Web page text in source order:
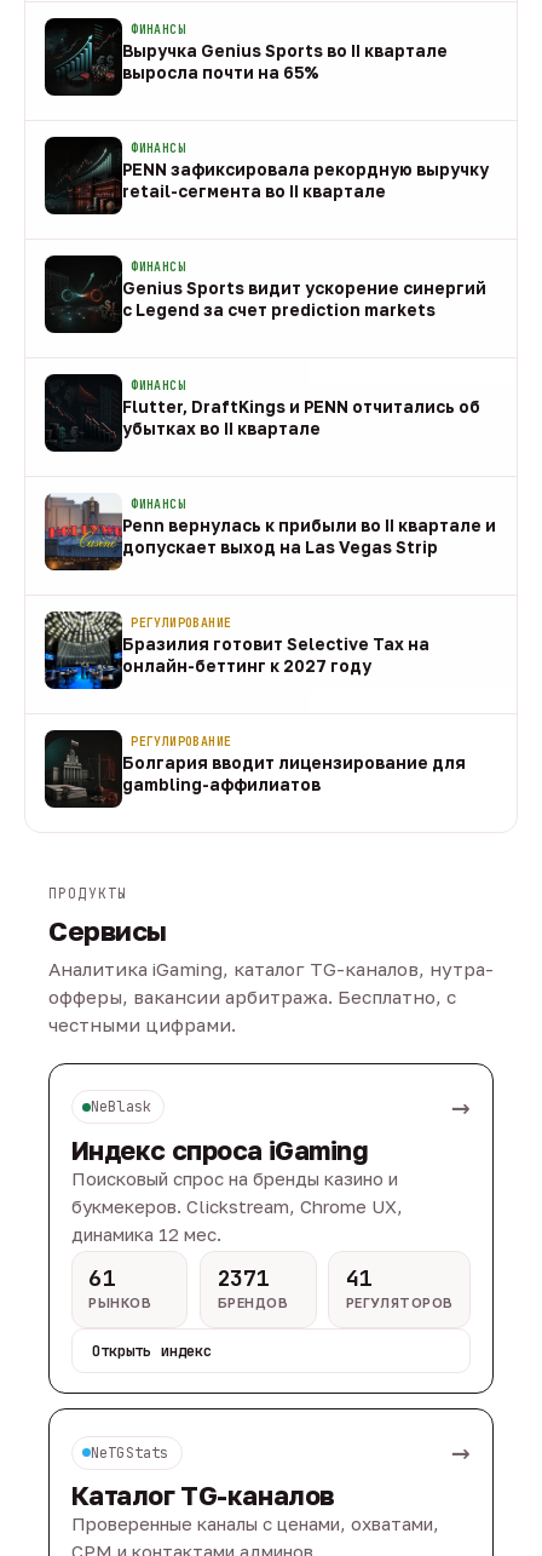
ФИНАНСЫ
Выручка Genius Sports во II квартале
выросла почти на 65%
ФИНАНСЫ
PENN зафиксировала рекордную выручку
retail-сегмента во II квартале
ФИНАНСЫ
Genius Sports видит ускорение синергий
с Legend за счет prediction markets
ФИНАНСЫ
Flutter, DraftKings и PENN отчитались об
убытках во II квартале
ФИНАНСЫ
Penn вернулась к прибыли во II квартале и
допускает выход на Las Vegas Strip
РЕГУЛИРОВАНИЕ
Бразилия готовит Selective Tax на
онлайн-беттинг к 2027 году
РЕГУЛИРОВАНИЕ
Болгария вводит лицензирование для
gambling-аффилиатов
ПРОДУКТЫ
Сервисы
Аналитика iGaming, каталог TG-каналов, нутра-
офферы, вакансии арбитража. Бесплатно, с
честными цифрами.
NeBlask →
Индекс спроса iGaming
Поисковый спрос на бренды казино и
букмекеров. Clickstream, Chrome UX,
динамика 12 мес.
61
РЫНКОВ
2371
БРЕНДОВ
41
РЕГУЛЯТОРОВ
Открыть индекс
NeTGStats →
Каталог TG-каналов
Проверенные каналы с ценами, охватами,
CPM и контактами админов.